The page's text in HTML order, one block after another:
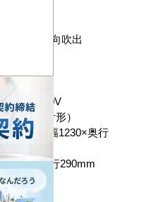
ト形1方向吹出
5.5） kW
／三相200V
（壁取付形）
＋20）×幅1230×奥行
幅780×奥行290mm